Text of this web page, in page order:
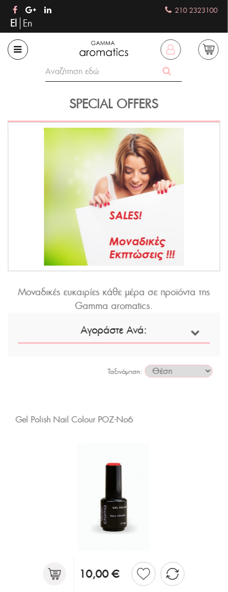
210 2323100
El En
SPECIAL OFFERS
Μοναδικές ευκαιρίες κάθε μέρα σε προϊόντα της
Gamma aromatics.
Αγοράστε Ανά:
Ταξινόμηση
Gel Polish Nail Colour POZ-Νο6
10,00 €